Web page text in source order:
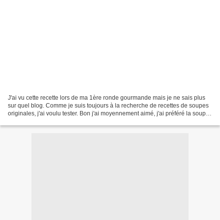
J'ai vu cette recette lors de ma 1ère ronde gourmande mais je ne sais plus
sur quel blog. Comme je suis toujours à la recherche de recettes de soupes
originales, j'ai voulu tester. Bon j'ai moyennement aimé, j'ai préféré la soupe